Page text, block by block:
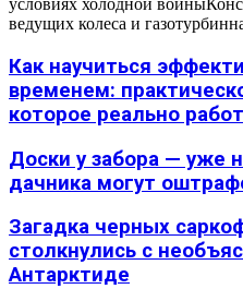
условиях холодной
ведущих колеса и
Как научиться
временем:
которое реально
Доски у забора — уже
дачника могут
Загадка черных
столкнулись с
Антарктиде